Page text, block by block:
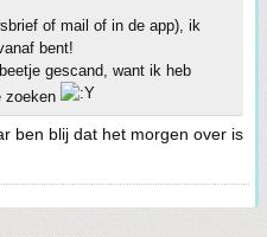
of mail of in de app), ik
bent!
gescand, want ik heb
zoeken
ben blij dat het morgen over is